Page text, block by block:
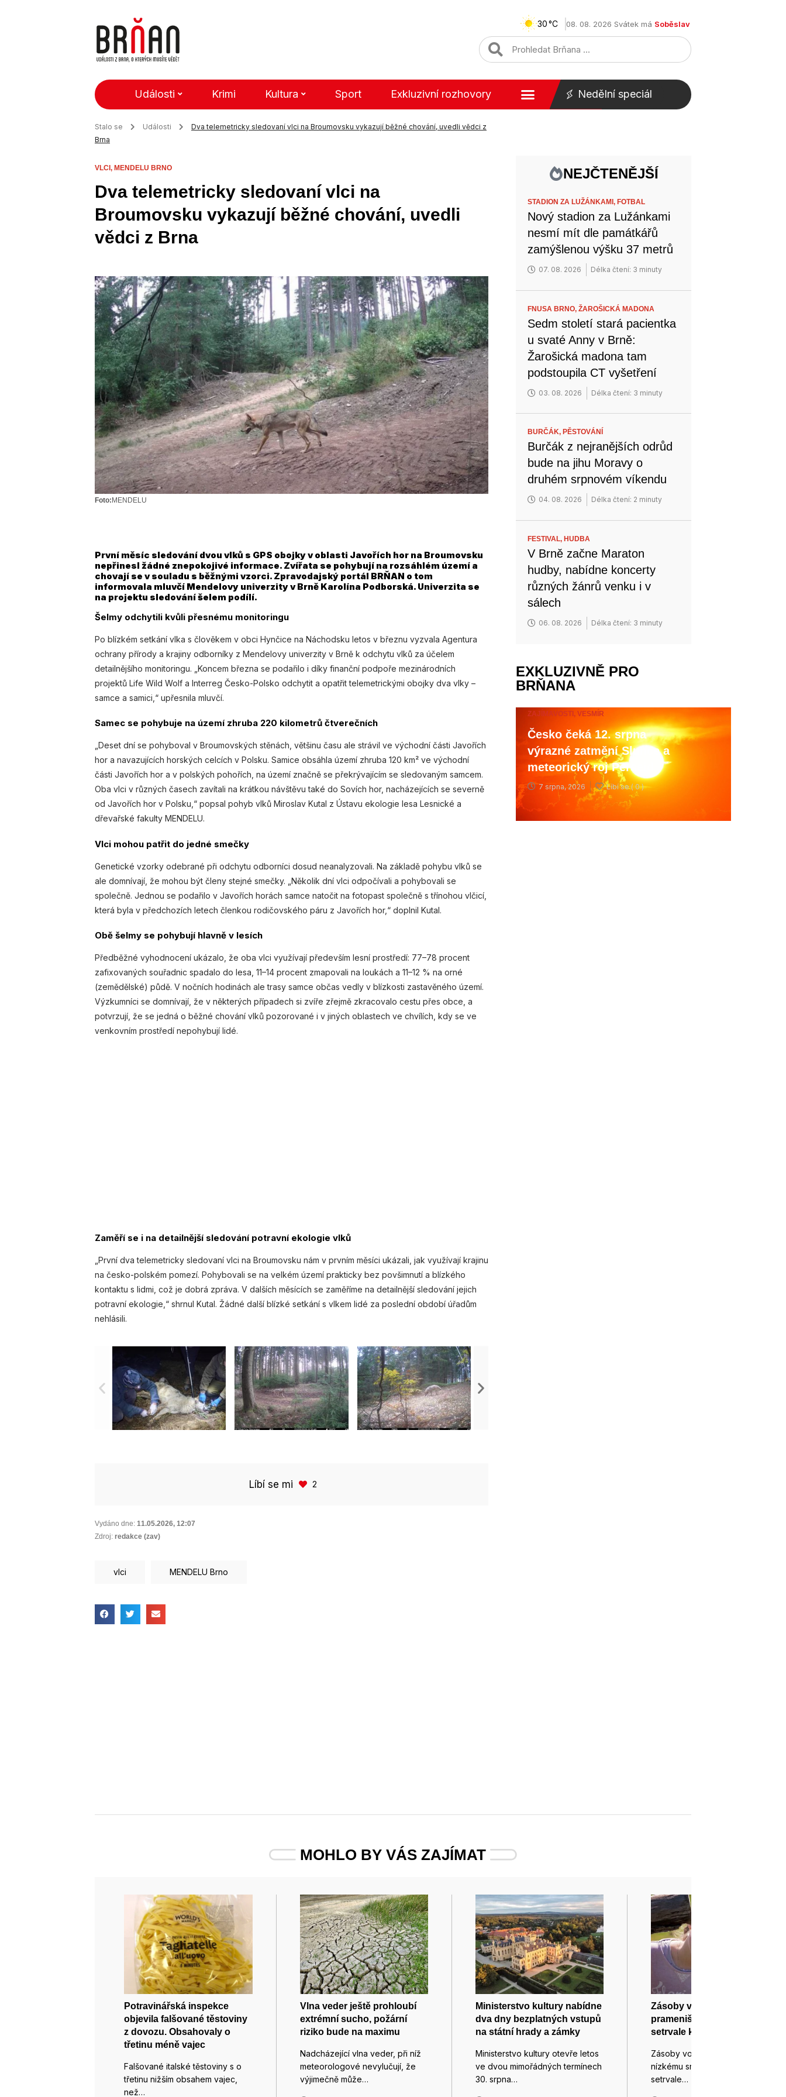
30 08. 08. 2026 Svátek má Soběslav
Události Krimi Kultura Sport Exkluzivní rozhovory Nedělní speciál
Stalo se Události
Dva telemetricky sledovaní vlci na Broumovsku vykazují běžné chování, uvedli vědci z
Brna
VLCI, MENDELU BRNO
Dva telemetricky sledovaní vlci na
Broumovsku vykazují běžné chování, uvedli
vědci z Brna
Foto:MENDELU
První měsíc sledování dvou vlků s GPS obojky v oblasti Javořích hor na Broumovsku
nepřinesl žádné znepokojivé informace. Zvířata se pohybují na rozsáhlém území a
chovají se v souladu s běžnými vzorci. Zpravodajský portál BRŇAN o tom
informovala mluvčí Mendelovy univerzity v Brně Karolína Podborská. Univerzita se
na projektu sledování šelem podílí.
Šelmy odchytili kvůli přesnému monitoringu
Po blízkém setkání vlka s člověkem v obci Hynčice na Náchodsku letos v březnu vyzvala Agentura
ochrany přírody a krajiny odborníky z Mendelovy univerzity v Brně k odchytu vlků za účelem
detailnějšího monitoringu. „Koncem března se podařilo i díky finanční podpoře mezinárodních
projektů Life Wild Wolf a Interreg Česko-Polsko odchytit a opatřit telemetrickými obojky dva vlky –
samce a samici,“ upřesnila mluvčí.
Samec se pohybuje na území zhruba 220 kilometrů čtverečních
„Deset dní se pohyboval v Broumovských stěnách, většinu času ale strávil ve východní části Javořích
hor a navazujících horských celcích v Polsku. Samice obsáhla území zhruba 120 km² ve východní
části Javořích hor a v polských pohořích, na území značně se překrývajícím se sledovaným samcem.
Oba vlci v různých časech zavítali na krátkou návštěvu také do Sovích hor, nacházejících se severně
od Javořích hor v Polsku,“ popsal pohyb vlků Miroslav Kutal z Ústavu ekologie lesa Lesnické a
dřevařské fakulty MENDELU.
Vlci mohou patřit do jedné smečky
Genetické vzorky odebrané při odchytu odborníci dosud neanalyzovali. Na základě pohybu vlků se
ale domnívají, že mohou být členy stejné smečky. „Několik dní vlci odpočívali a pohybovali se
společně. Jednou se podařilo v Javořích horách samce natočit na fotopast společně s třínohou vlčicí,
která byla v předchozích letech členkou rodičovského páru z Javořích hor,“ doplnil Kutal.
Obě šelmy se pohybují hlavně v lesích
Předběžné vyhodnocení ukázalo, že oba vlci využívají především lesní prostředí: 77–78 procent
zafixovaných souřadnic spadalo do lesa, 11–14 procent zmapovali na loukách a 11–12 % na orné
(zemědělské) půdě. V nočních hodinách ale trasy samce občas vedly v blízkosti zastavěného území.
Výzkumníci se domnívají, že v některých případech si zvíře zřejmě zkracovalo cestu přes obce, a
potvrzují, že se jedná o běžné chování vlků pozorované i v jiných oblastech ve chvílích, kdy se ve
venkovním prostředí nepohybují lidé.
Zaměří se i na detailnější sledování potravní ekologie vlků
„První dva telemetricky sledovaní vlci na Broumovsku nám v prvním měsíci ukázali, jak využívají krajinu
na česko-polském pomezí. Pohybovali se na velkém území prakticky bez povšimnutí a blízkého
kontaktu s lidmi, což je dobrá zpráva. V dalších měsících se zaměříme na detailnější sledování jejich
potravní ekologie,“ shrnul Kutal. Žádné další blízké setkání s vlkem lidé za poslední období úřadům
nehlásili.
Líbí se mi 2
Vydáno dne: 11.05.2026, 12:07
Zdroj: redakce (zav)
vlci MENDELU Brno
NEJČTENĚJŠÍ
STADION ZA LUŽÁNKAMI, FOTBAL
Nový stadion za Lužánkami
nesmí mít dle památkářů
zamýšlenou výšku 37 metrů
07. 08. 2026 Délka čtení: 3 minuty
FNUSA BRNO,ŽAROŠICKÁ MADONA
Sedm století stará pacientka
u svaté Anny v Brně:
Žarošická madona tam
podstoupila CT vyšetření
03. 08. 2026 Délka čtení: 3 minuty
BURČÁK, PĚSTOVÁNÍ
Burčák z nejranějších odrůd
bude na jihu Moravy o
druhém srpnovém víkendu
04. 08. 2026 Délka čtení: 2 minuty
FESTIVAL,HUDBA
V Brně začne Maraton
hudby, nabídne koncerty
různých žánrů venku i v
sálech
06. 08. 2026 Délka čtení: 3 minuty
EXKLUZIVNĚ PRO
BRŇANA
ZAJÍMAVOSTI,VESMÍR
Česko čeká 12. srpna
výrazné zatmění Slunce a
meteorický roj Perseid
7 srpna, 2026 Líbí se (0 )
MOHLO BY VÁS ZAJÍMAT
Potravinářská inspekce
objevila falšované těstoviny
z dovozu. Obsahovaly o
třetinu méně vajec
Falšované italské těstoviny s o
třetinu nižším obsahem vajec,
než…
Vlna veder ještě prohloubí
extrémní sucho, požární
riziko bude na maximu
Nadcházející vlna veder, při níž
meteorologové nevylučují, že
výjimečně může…
Ministerstvo kultury nabídne
dva dny bezplatných vstupů
na státní hrady a zámky
Ministerstvo kultury otevře letos
ve dvou mimořádných termínech
30. srpna…
Zásoby vody pro Brno loni v
prameništi v Březové
setrvale klesaly
Zásoby vody pro Brno loni kvůli
nízkému srážkovému úhrnu
setrvale…